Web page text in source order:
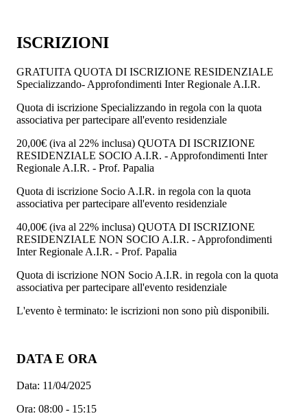
ISCRIZIONI
GRATUITA QUOTA DI ISCRIZIONE RESIDENZIALE
Specializzando- Approfondimenti Inter Regionale A.I.R.
Quota di iscrizione Specializzando in regola con la quota
associativa per partecipare all'evento residenziale
20,00€ (iva al 22% inclusa) QUOTA DI ISCRIZIONE
RESIDENZIALE SOCIO A.I.R. - Approfondimenti Inter
Regionale A.I.R. - Prof. Papalia
Quota di iscrizione Socio A.I.R. in regola con la quota
associativa per partecipare all'evento residenziale
40,00€ (iva al 22% inclusa) QUOTA DI ISCRIZIONE
RESIDENZIALE NON SOCIO A.I.R. - Approfondimenti
Inter Regionale A.I.R. - Prof. Papalia
Quota di iscrizione NON Socio A.I.R. in regola con la quota
associativa per partecipare all'evento residenziale
L'evento è terminato: le iscrizioni non sono più disponibili.
DATA E ORA
Data: 11/04/2025
Ora: 08:00 - 15:15